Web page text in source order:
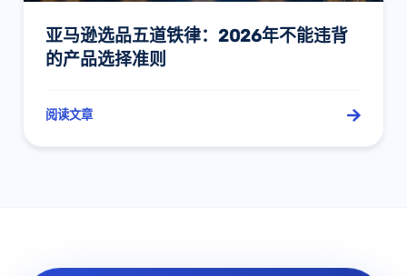
亚马逊选品五道铁律：2026年不能违背
的产品选择准则
阅读文章